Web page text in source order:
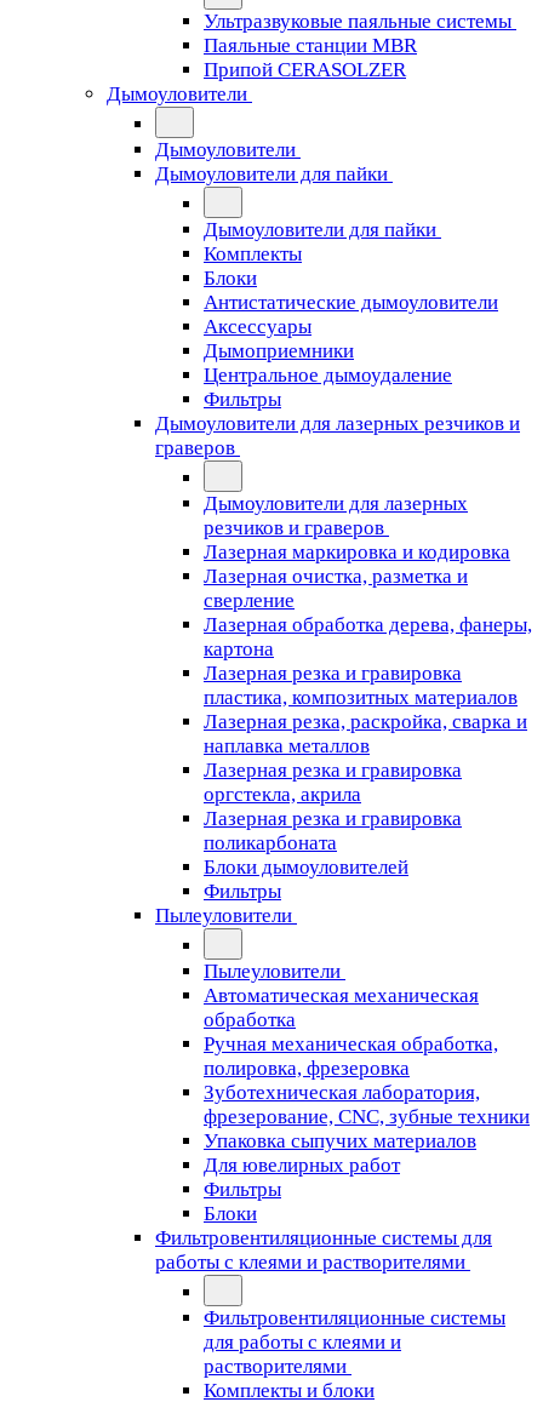
Ультразвуковые паяльные системы
Паяльные станции MBR
Припой CERASOLZER
Дымоуловители
Дымоуловители
Дымоуловители для пайки
Дымоуловители для пайки
Комплекты
Блоки
Антистатические дымоуловители
Аксессуары
Дымоприемники
Центральное дымоудаление
Фильтры
Дымоуловители для лазерных резчиков и
граверов
Дымоуловители для лазерных
резчиков и граверов
Лазерная маркировка и кодировка
Лазерная очистка, разметка и
сверление
Лазерная обработка дерева, фанеры,
картона
Лазерная резка и гравировка
пластика, композитных материалов
Лазерная резка, раскройка, сварка и
наплавка металлов
Лазерная резка и гравировка
оргстекла, акрила
Лазерная резка и гравировка
поликарбоната
Блоки дымоуловителей
Фильтры
Пылеуловители
Пылеуловители
Автоматическая механическая
обработка
Ручная механическая обработка,
полировка, фрезеровка
Зуботехническая лаборатория,
фрезерование, CNC, зубные техники
Упаковка сыпучих материалов
Для ювелирных работ
Фильтры
Блоки
Фильтровентиляционные системы для
работы с клеями и растворителями
Фильтровентиляционные системы
для работы с клеями и
растворителями
Комплекты и блоки